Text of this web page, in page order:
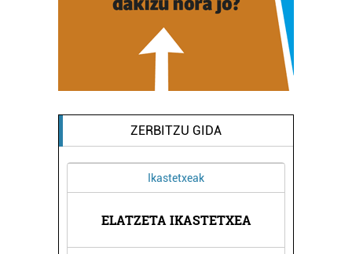
ZERBITZU GIDA
Ikastetxeak
ELATZETA IKASTETXEA